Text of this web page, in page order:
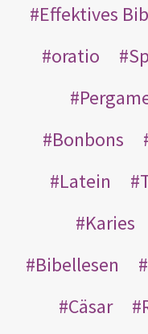
Effektives
oratio
Bonbons
Latein
Karies
Bibellesen
Cäsar